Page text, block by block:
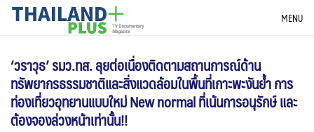
SkipTHAILANDPLUS NEWS MENU
‘วราวุธ’​ รมว.ทส.​ ลุยต่อเนื่องติดตามสถานการณ์ด้าน
ทรัพยากรธรรมชาติและสิ่งแวดล้อมในพื้นที่เกาะพะงัน​ย้ำ​ การ
ท่องเที่ยวอุทยานแบบใหม่​ New​ normal ที่เน้นการอนุรักษ์​ และ
ต้องจองล่วงหน้าเท่านั้น!!